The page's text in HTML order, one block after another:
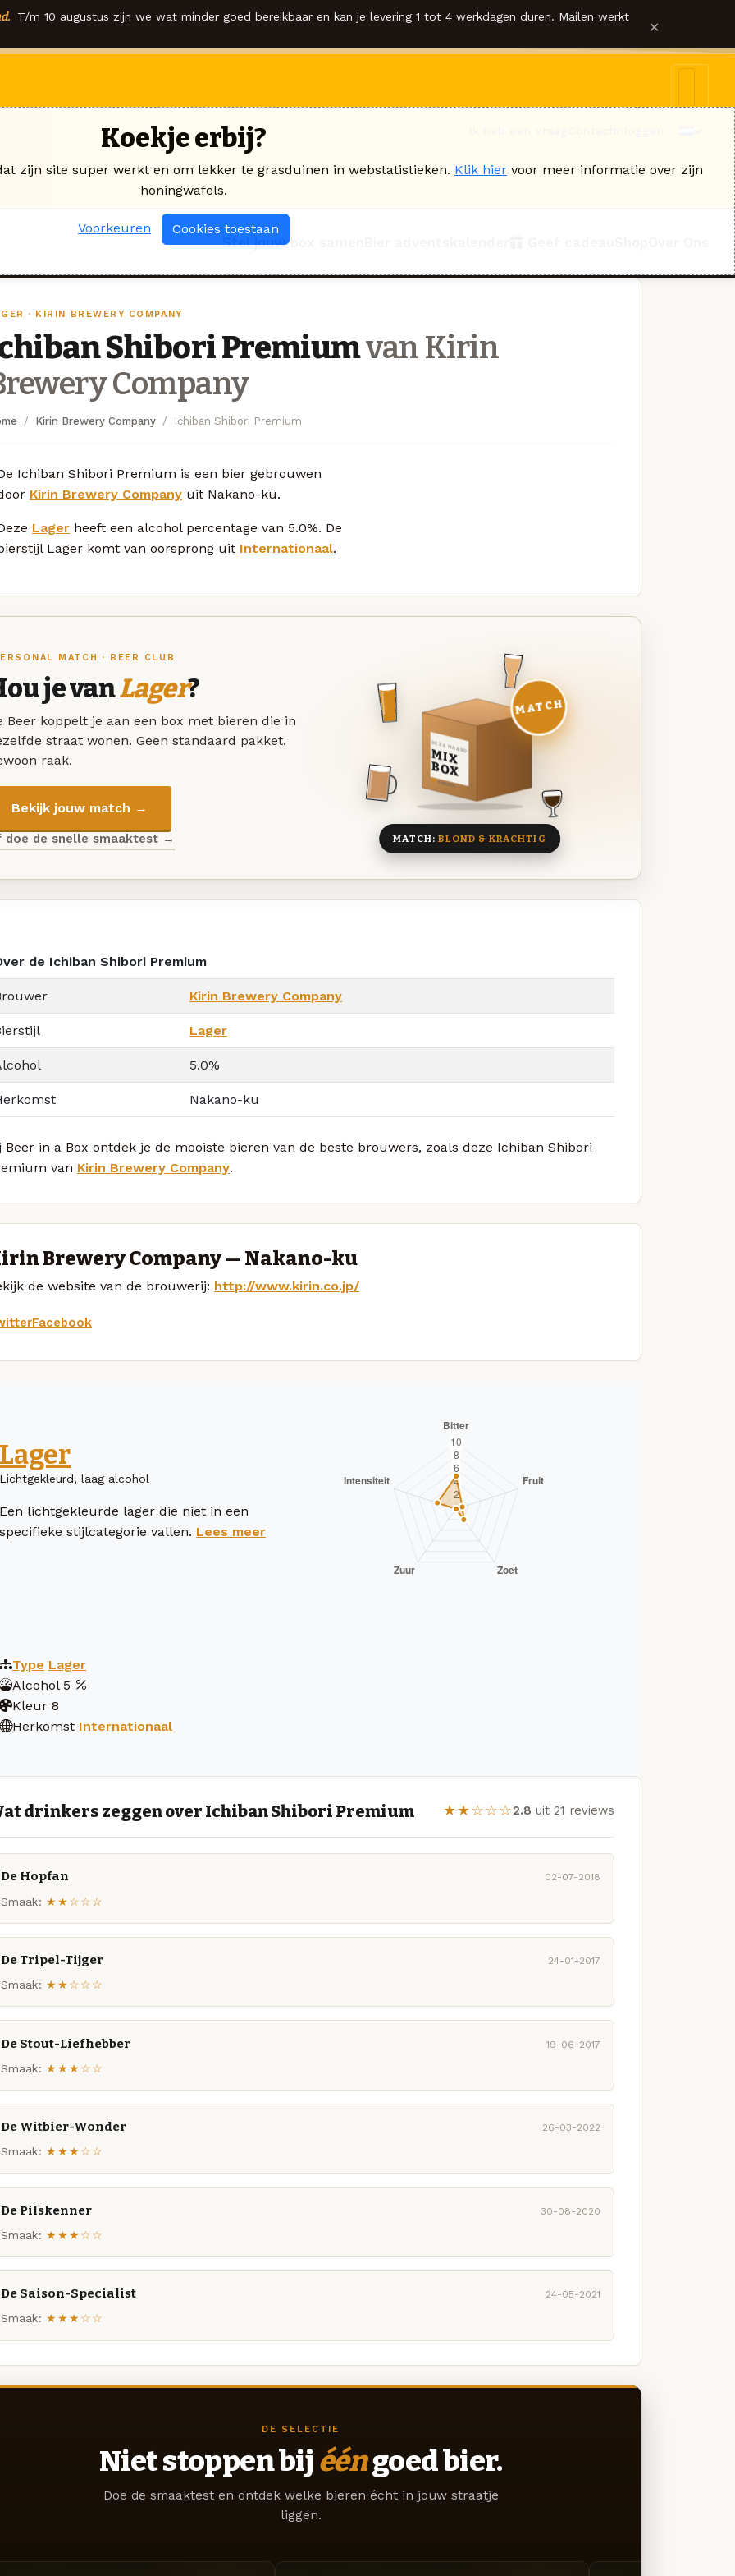
T/m 10 augustus zijn we wat minder goed bereikbaar en kan je levering 1 tot 4 werkdagen duren. Mailen werkt ×
Stel jouw box samen
· KIRIN BREWERY COMPANY
Shibori Premiumvan Kirin
Company
Kirin Brewery Company Ichiban Shibori Premium
Ichiban Shibori Premium is een bier gebrouwen
Kirin Brewery Company uit Nakano-ku.
Lager heeft een alcohol percentage van 5.0%. De
Lager komt van oorsprong uit Internationaal.
MATCH · BEER CLUB
je vanLager?
Beer koppelt je aan een box met bieren die in
straat wonen. Geen standaard pakket.
raak.
Bekijk jouw match →
doe de snelle smaaktest →
DEZE MAAND
MIX
BOX
8 BIEREN
MATCH
MATCH:BLOND & KRACHTIG
de Ichiban Shibori Premium
Kirin Brewery Company
Lager
5.0%
Nakano-ku
Beer in a Box ontdek je de mooiste bieren van de beste brouwers, zoals deze Ichiban Shibori
van Kirin Brewery Company.
Brewery Company — Nakano-ku
de website van de brouwerij: http://www.kirin.co.jp/
Facebook
Lager
Lichtgekleurd, laag alcohol
Een lichtgekleurde lager die niet in een
specifieke stijlcategorie vallen. Lees meer
Type Lager
Alcohol 5
Kleur 8
Herkomst Internationaal
drinkers zeggen over Ichiban Shibori Premium ★★☆☆☆2.8 uit 21 reviews
De Hopfan 02-07-2018
Smaak: ★★☆☆☆
De Tripel-Tijger 24-01-2017
Smaak: ★★☆☆☆
De Stout-Liefhebber 19-06-2017
Smaak: ★★★☆☆
De Witbier-Wonder 26-03-2022
Smaak: ★★★☆☆
De Pilskenner 30-08-2020
Smaak: ★★★☆☆
De Saison-Specialist 24-05-2021
Smaak: ★★★☆☆
DE SELECTIE
Niet stoppen bij ééngoed bier.
Doe de smaaktest en ontdek welke bieren écht in jouw straatje
liggen.
Koekje erbij?
zijn site super werkt en om lekker te grasduinen in webstatistieken. Klik hier voor meer informatie over zijn
honingwafels.
Voorkeuren Cookies toestaan